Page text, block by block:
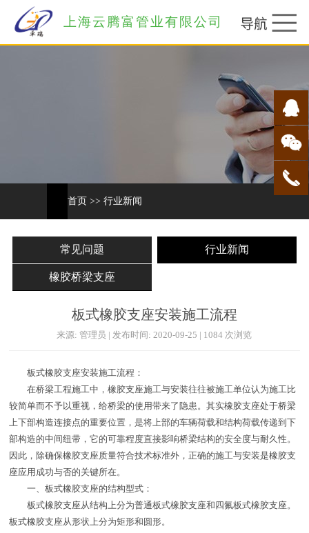
上海云腾富管业有限公司
首页 >> 行业新闻
常见问题 行业新闻
橡胶桥梁支座
板式橡胶支座安装施工流程
来源: 管理员 | 发布时间: 2020-09-25 | 1084 次浏览
板式橡胶支座安装施工流程：
在桥梁工程施工中，橡胶支座施工与安装往往被施工单位认为施工比
较简单而不予以重视，给桥梁的使用带来了隐患。其实橡胶支座处于桥梁
上下部构造连接点的重要位置，是将上部的车辆荷载和结构荷载传递到下
部构造的中间纽带，它的可靠程度直接影响桥梁结构的安全度与耐久性。
因此，除确保橡胶支座质量符合技术标准外，正确的施工与安装是橡胶支
座应用成功与否的关键所在。
一、板式橡胶支座的结构型式：
板式橡胶支座从结构上分为普通板式橡胶支座和四氟板式橡胶支座。
板式橡胶支座从形状上分为矩形和圆形。